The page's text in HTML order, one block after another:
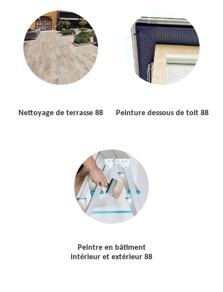
Nettoyage de terrasse 88 Peinture dessous de toit 88
Peintre en bâtiment
intérieur et extérieur 88